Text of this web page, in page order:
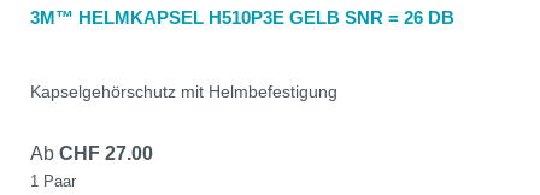
3M™ HELMKAPSEL H510P3E GELB SNR = 26 DB
Kapselgehörschutz mit Helmbefestigung
Ab CHF 27.00
1 Paar